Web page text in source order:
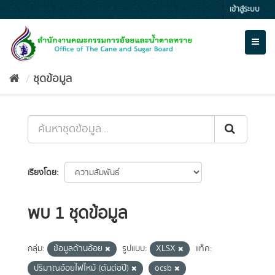
to
content
เข้าสู่ระบบ
ชุดข้อมูล
เรียงโดย
พบ 1 ชุดข้อมูล
กลุ่ม: ข้อมูลด้านอ้อย รูปแบบ: XLSX
แท็ค:
ปริมาณอ้อยไฟไหม้ (ตันต่อปี)
ocsb